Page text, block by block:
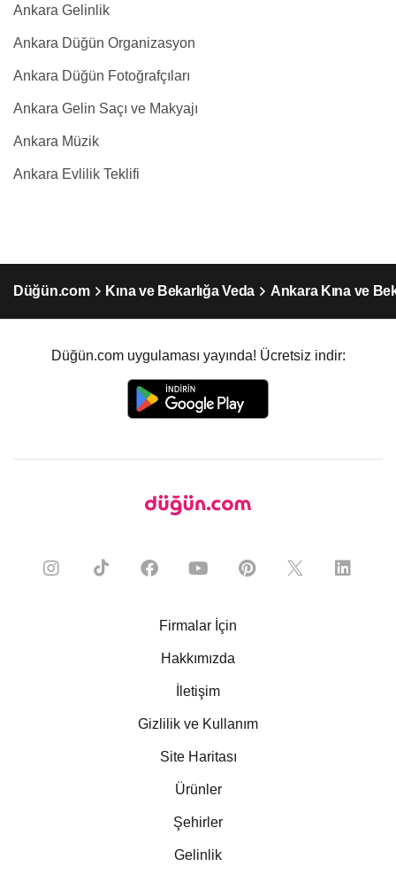
Ankara Gelinlik
Ankara Düğün Organizasyon
Ankara Düğün Fotoğrafçıları
Ankara Gelin Saçı ve Makyajı
Ankara Müzik
Ankara Evlilik Teklifi
Düğün.com Kına ve Bekarlığa Veda Ankara Kına ve
Düğün.com uygulaması yayında! Ücretsiz indir:
Firmalar İçin
Hakkımızda
İletişim
Gizlilik ve Kullanım
Site Haritası
Ürünler
Şehirler
Gelinlik